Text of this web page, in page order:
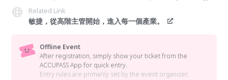
Related Link
敏捷，從高階主管開始，進入每一個產業。
Offline Event
After registration, simply show your ticket from the
ACCUPASS App for quick entry.
Entry rules are primarily set by the event organizer.